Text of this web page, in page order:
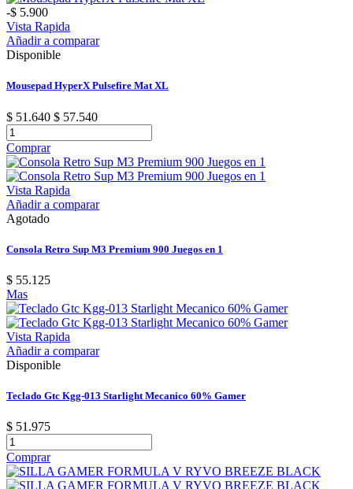
-$ 5.900
Vista Rapida
Añadir a comparar
Disponible
Mousepad HyperX Pulsefire Mat XL
$ 51.640 $ 57.540
Comprar
Vista Rapida
Añadir a comparar
Agotado
Consola Retro Sup M3 Premium 900 Juegos en 1
$ 55.125
Mas
Vista Rapida
Añadir a comparar
Disponible
Teclado Gtc Kgg-013 Starlight Mecanico 60% Gamer
$ 51.975
Comprar